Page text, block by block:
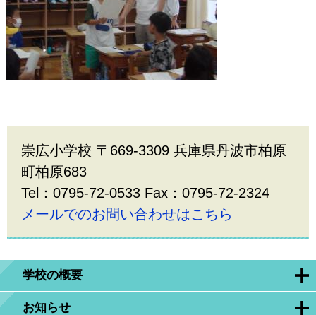
学校の概要
お知らせ
崇広小学校 〒669-3309 兵庫県丹波市柏原
町柏原683
Tel：0795-72-0533 Fax：0795-72-2324
メールでのお問い合わせはこちら